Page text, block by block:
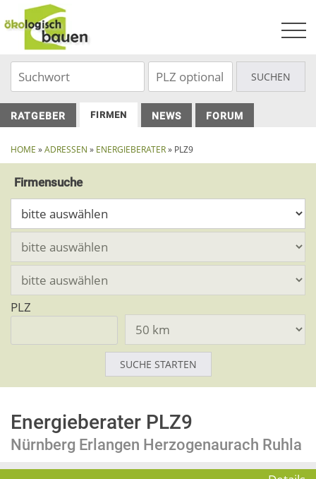
to
content
RATGEBER FIRMEN NEWS FORUM
HOME »ADRESSEN » ENERGIEBERATER» PLZ9
Firmensuche
PLZ
Energieberater PLZ9
Nürnberg Erlangen Herzogenaurach Ruhla